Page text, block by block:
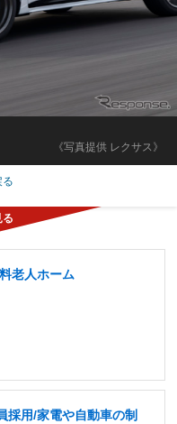
《写真提供 レクサス》
る
老人ホーム
採用/家電や自動車の制